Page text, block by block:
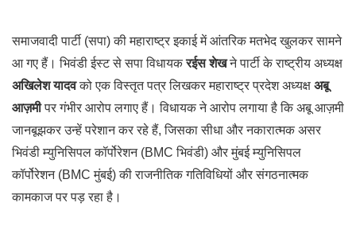
समाजवादी पार्टी (सपा) की महाराष्ट्र इकाई में आंतरिक मतभेद खुलकर सामने
आ गए हैं। भिवंडी ईस्ट से सपा विधायकरईस शेखने पार्टी के राष्ट्रीय अध्यक्ष
अखिलेश यादवको एक विस्तृत पत्र लिखकर महाराष्ट्र प्रदेश अध्यक्ष अबू
आज़मीपर गंभीर आरोप लगाए हैं। विधायक ने आरोप लगाया है कि अबू आज़मी
जानबूझकर उन्हें परेशान कर रहे हैं, जिसका सीधा और नकारात्मक असर
भिवंडी म्युनिसिपल कॉर्पोरेशन (BMC भिवंडी) और मुंबई म्युनिसिपल
कॉर्पोरेशन (BMC मुंबई) की राजनीतिक गतिविधियों और संगठनात्मक
कामकाज पर पड़ रहा है।